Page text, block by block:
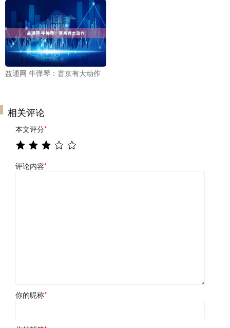
益通网 牛弹琴：普京有大动作
相关评论
本文评分*
评论内容*
你的昵称*